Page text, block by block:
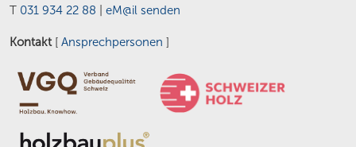
T 031 934 22 88 eM@il senden
Kontakt [ Ansprechpersonen ]